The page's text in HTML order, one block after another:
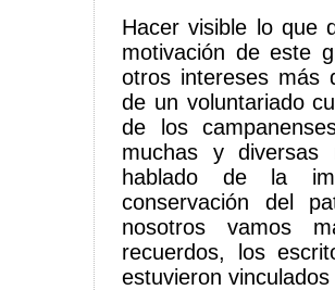
Hacer visible lo que
motivación de este
otros intereses más
de un voluntariado
de los
muchas y
hablado de la
conservación del
nosotros vamos
recuerdos, los
estuvieron